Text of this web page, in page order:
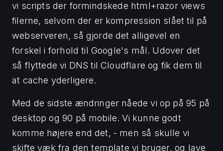
vi scripts der formindskede html+razor views
filerne, selvom der er kompression slået til på
webserveren, så gjorde det alligevel en
forskel i forhold til Google's mål. Udover det
så flyttede vi DNS til Cloudflare og fik dem til
at cache yderligere.
Med de sidste ændringer nåede vi op på 95 på
desktop og 90 på mobile. Vi kunne godt
komme højere end det, - men så skulle vi
skifte væk fra den template vi bruger, og lave